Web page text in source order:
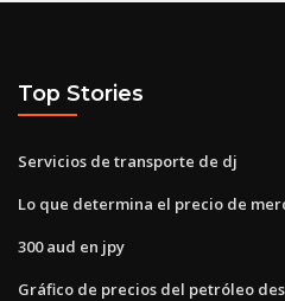
Top Stories
Servicios de transporte de dj
Lo que determina el precio de
300 aud en jpy
Gráfico de precios del petróleo